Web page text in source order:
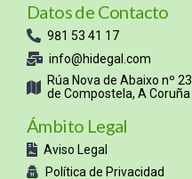
Datos de Contacto
981 53 41 17
info@hidegal.com
Rúa Nova de Abaixo nº
de Compostela, A Coruña
Ámbito Legal
Aviso Legal
Política de Privacidad